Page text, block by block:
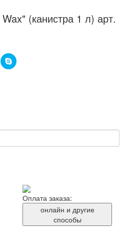
(канистра 1 л) арт.
Оплата заказа:
онлайн и другие
способы